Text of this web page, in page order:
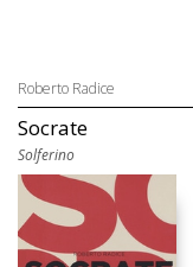
Roberto Radice
Socrate
Solferino